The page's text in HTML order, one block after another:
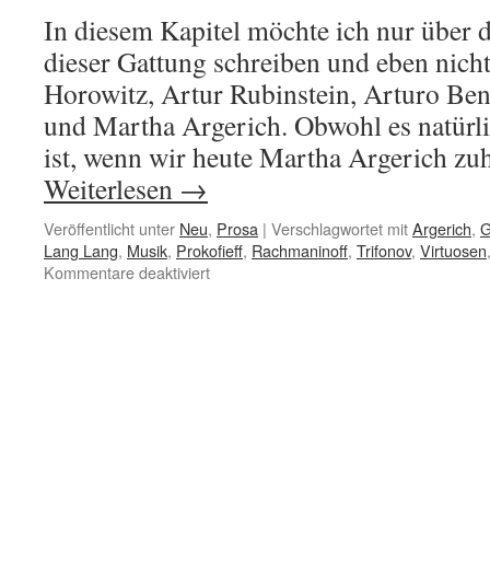
In diesem Kapitel möchte ich nur über
dieser Gattung schreiben und eben
Horowitz, Artur Rubinstein, Arturo
und Martha Argerich. Obwohl es
ist, wenn wir heute Martha Argerich
Weiterlesen →
Veröffentlicht unter Neu, Prosa | Verschlagwortet mitArgerich,
Lang Lang, Musik, Prokofieff, Rachmaninoff, Trifonov, Virtuosen
Kommentare deaktiviertfür